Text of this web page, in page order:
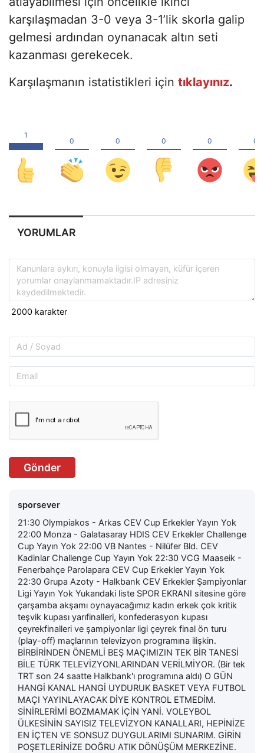
karşılaşmadan 3-0 veya 3-1’lik skorla galip
gelmesi ardından oynanacak altın seti
kazanması gerekecek.
Karşılaşmanın istatistikleri için tıklayınız.
YORUMLAR
Gönder
sporsever
21:30 Olympiakos - Arkas CEV Cup Erkekler Yayın Yok
22:00 Monza - Galatasaray HDIS CEV Erkekler Challenge
Cup Yayın Yok 22:00 VB Nantes - Nilüfer Bld. CEV
Kadinlar Challenge Cup Yayın Yok 22:30 VCG Maaseik -
Fenerbahçe Parolapara CEV Cup Erkekler Yayın Yok
22:30 Grupa Azoty - Halkbank CEV Erkekler Şampiyonlar
Ligi Yayın Yok Yukarıdaki liste SPOR EKRANI sitesine göre
çarşamba akşamı oynayacağımız kadın erkek çok kritik
teşvik kupası yarıfinalleri, konfederasyon kupası
çeyrekfinalleri ve şampiyonlar ligi çeyrek final ön turu
(play-off) maçlarının televizyon programına ilişkin.
BİRBİRİNDEN ÖNEMLİ BEŞ MAÇIMIZIN TEK BİR TANESİ
BİLE TÜRK TELEVİZYONLARINDAN VERİLMİYOR. (Bir tek
TRT son 24 saatte Halkbank'ı programına aldı) O GÜN
HANGİ KANAL HANGİ UYDURUK BASKET VEYA FUTBOL
MAÇI YAYINLAYACAK DİYE KONTROL ETMEDİM.
SİNİRLERİMİ BOZMAMAK İÇİN YANİ. VOLEYBOL
ÜLKESİNİN SAYISIZ TELEVİZYON KANALLARI, HEPİNİZE
EN İÇTEN VE SONSUZ DUYGULARIMI SUNARIM. GİRİN
POŞETLERİNİZE DOĞRU ATIK DÖNÜŞÜM MERKEZİNE.